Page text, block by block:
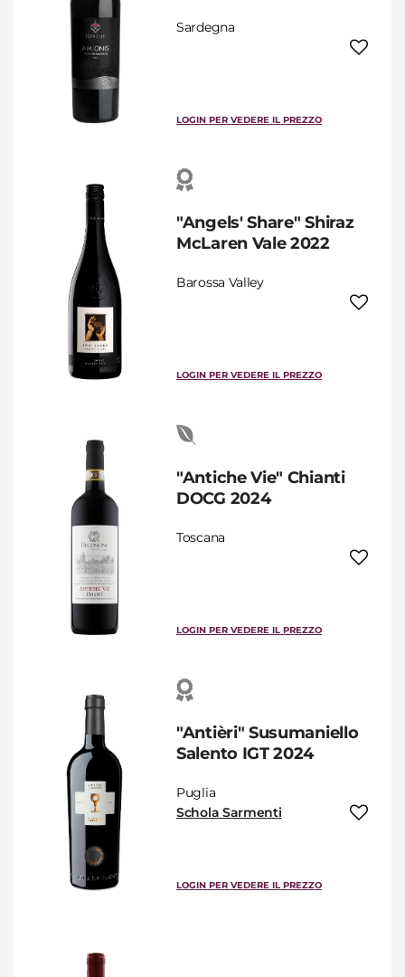
Sardegna
LOGIN PER VEDERE IL PREZZO
"Angels' Share" Shiraz
McLaren Vale 2022
Barossa Valley
LOGIN PER VEDERE IL PREZZO
"Antiche Vie" Chianti
DOCG 2024
Toscana
LOGIN PER VEDERE IL PREZZO
"Antièri" Susumaniello
Salento IGT 2024
Puglia
Schola Sarmenti
LOGIN PER VEDERE IL PREZZO